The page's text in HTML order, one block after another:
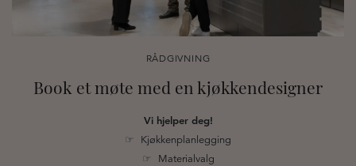
RÅDGIVNING
Book et møte med en kjøkkendesigner
Vi hjelper deg!
☞ Kjøkkenplanlegging
☞ Materialvalg